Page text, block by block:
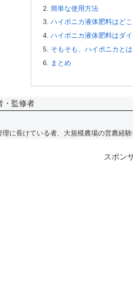
簡単な使用方法
ハイポニカ液体肥料はど
ハイポニカ液体肥料はダ
そもそも、ハイポニカとは
まとめ
・監修者
に長けている者、大規模農場の営農経
スポン